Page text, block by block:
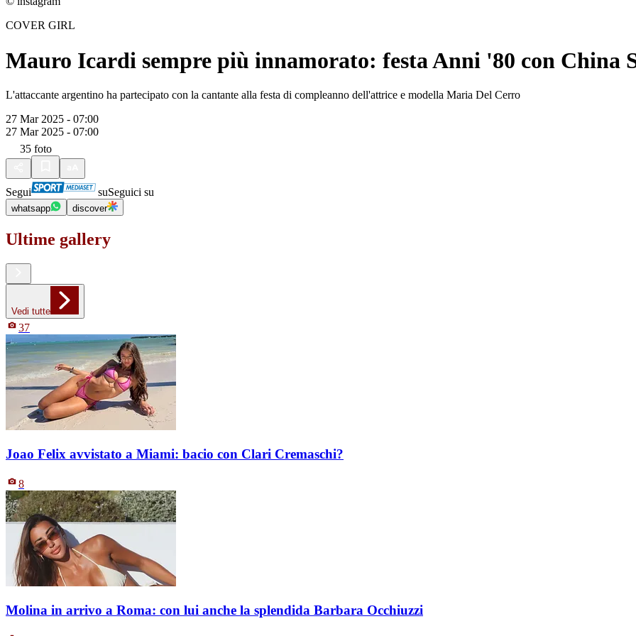
COVER GIRL
Mauro Icardi sempre più innamorato: festa Anni '80 con China
L'attaccante argentino ha partecipato con la cantante alla festa di compleanno dell'attrice e modella Maria Del Cerro
27 Mar 2025 - 07:00
27 Mar 2025 - 07:00
35 foto
Segui suSeguici su
whatsapp discover
Ultime gallery
Vedi tutte
37
Joao Felix avvistato a Miami: bacio con Clari Cremaschi?
8
Molina in arrivo a Roma: con lui anche la splendida Barbara Occhiuzzi